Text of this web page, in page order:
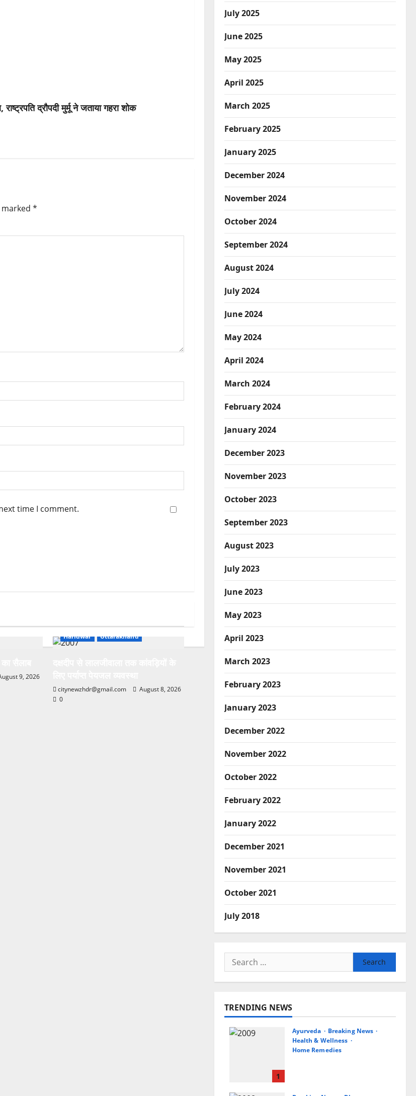
द्रौपदी मुर्मू ने जताया गहरा शोक
*
time I comment.
9, 2026
Haridwar
Uttarakhand
citynewzhdr@gmail.com
August 8, 2026
0
July 2025
June 2025
May 2025
April 2025
March 2025
February 2025
January 2025
December 2024
November 2024
October 2024
September 2024
August 2024
July 2024
June 2024
May 2024
April 2024
March 2024
February 2024
January 2024
December 2023
November 2023
October 2023
September 2023
August 2023
July 2023
June 2023
May 2023
April 2023
March 2023
February 2023
January 2023
December 2022
November 2022
October 2022
February 2022
January 2022
December 2021
November 2021
October 2021
July 2018
Search
for:
TRENDING NEWS
1
Ayurveda
Breaking News
Health & Wellness
Home Remedies